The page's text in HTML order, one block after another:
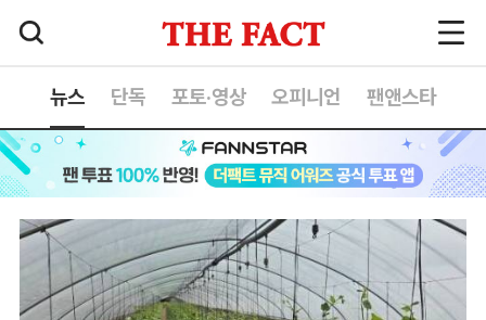
뉴스 단독 포토·영상 오피니언 팬앤스타